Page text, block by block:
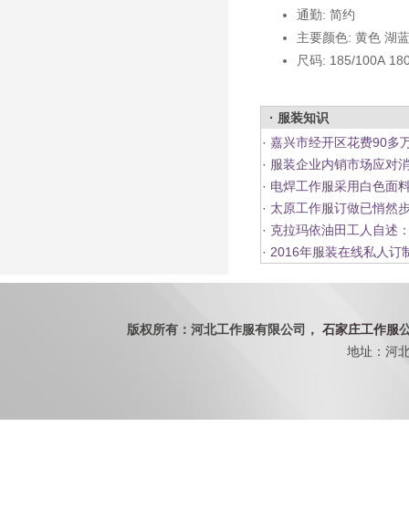
通勤: 简约
主要颜色: 黄色 湖
尺码: 185/100A
· 服装知识
· 嘉兴市经开区花费90多
· 服装企业内销市场应对
· 电焊工作服采用白色面
· 太原工作服订做已悄然
· 克拉玛依油田工人自述
· 2016年服装在线私人订
版权所有：河北工作服有限公司， 石家庄工作服
地址：河